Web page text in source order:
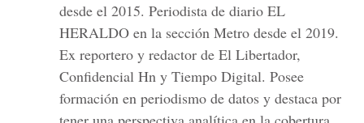
desde el 2015. Periodista de diario EL
HERALDO en la sección Metro desde el 2019.
Ex reportero y redactor de El Libertador,
Confidencial Hn y Tiempo Digital. Posee
formación en periodismo de datos y destaca por